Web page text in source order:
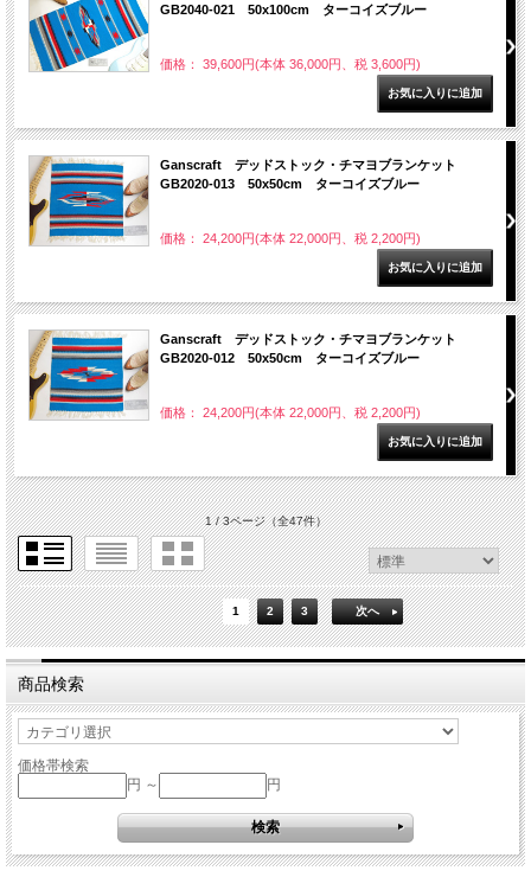
GB2040-021 50x100cm ターコイズブルー
価格： 39,600円(本体 36,000円、税 3,600円)
Ganscraft デッドストック・チマヨブランケット
GB2020-013 50x50cm ターコイズブルー
価格： 24,200円(本体 22,000円、税 2,200円)
Ganscraft デッドストック・チマヨブランケット
GB2020-012 50x50cm ターコイズブルー
価格： 24,200円(本体 22,000円、税 2,200円)
1 / 3ページ（全47件）
1 2 3 次へ
商品検索
価格帯検索
円 ～
円